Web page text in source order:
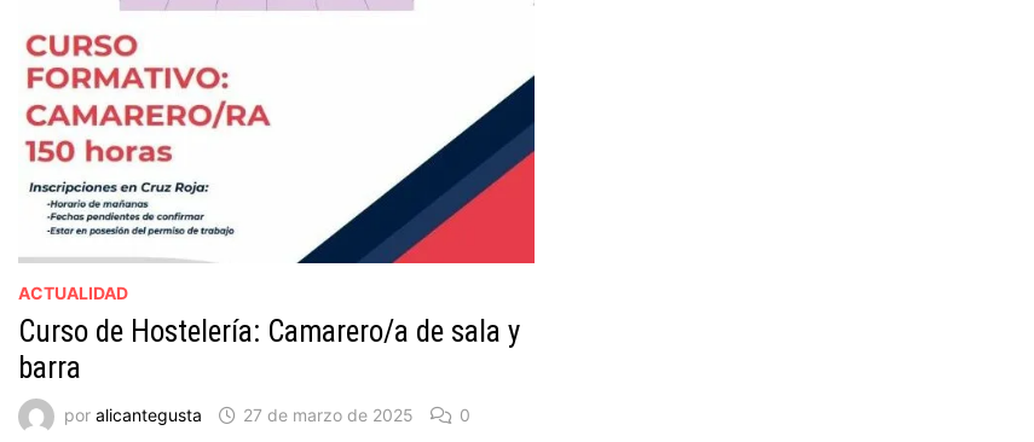
ACTUALIDAD
Curso de Hostelería: Camarero/a de sala y
barra
por alicantegusta 27 de marzo de 2025 0